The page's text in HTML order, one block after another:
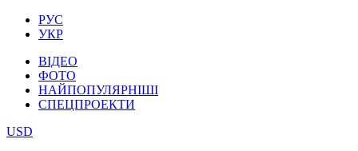
РУС
УКР
ВІДЕО
ФОТО
НАЙПОПУЛЯРНІШІ
СПЕЦПРОЕКТИ
USD